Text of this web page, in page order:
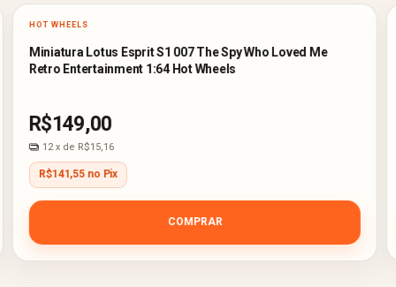
HOT WHEELS
Miniatura Lotus Esprit S1 007 The Spy Who Loved Me
Retro Entertainment 1:64 Hot Wheels
R$149,00
12 x de R$15,16
R$141,55 no Pix
COMPRAR